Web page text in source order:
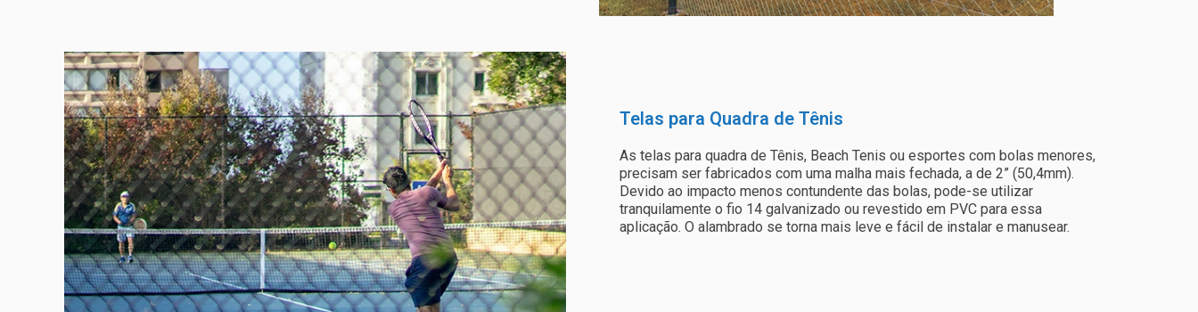
Telas para Quadra de Tênis
As telas para quadra de Tênis, Beach Tenis ou esportes com bolas menores,
precisam ser fabricados com uma malha mais fechada, a de 2” (50,4mm).
Devido ao impacto menos contundente das bolas, pode-se utilizar
tranquilamente o fio 14 galvanizado ou revestido em PVC para essa
aplicação. O alambrado se torna mais leve e fácil de instalar e manusear.